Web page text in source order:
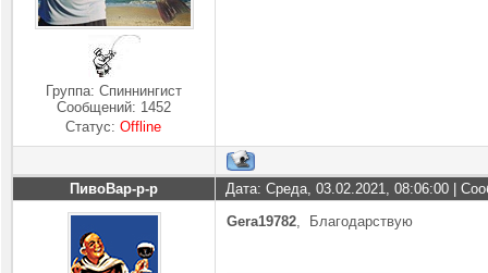
Группа: Спиннингист
Сообщений: 1452
Статус:Offline
ПивоВар-р-р Дата: Среда, 03.02.2021, 08:06:00 |
Gera19782, Благодарствую